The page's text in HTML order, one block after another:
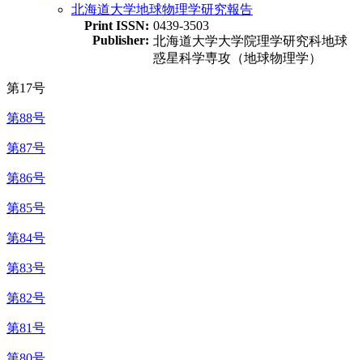
北海道大学地球物理学研究報告
Print ISSN: 0439-3503
Publisher: 北海道大学大学院理学研究科地球
惑星科学専攻（地球物理学）
第17号
第88号
第87号
第86号
第85号
第84号
第83号
第82号
第81号